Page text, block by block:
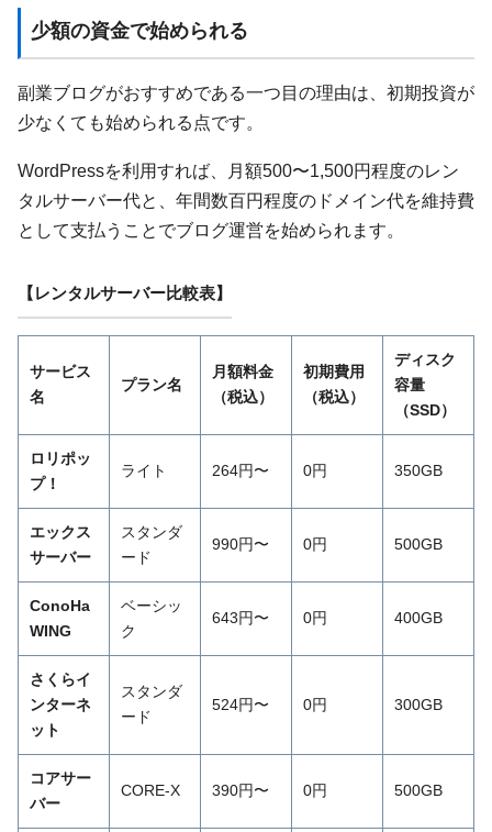
少額の資金で始められる
副業ブログがおすすめである一つ目の理由は、初期投資が
少なくても始められる点です。
WordPressを利用すれば、月額500〜1,500円程度のレン
タルサーバー代と、年間数百円程度のドメイン代を維持費
として支払うことでブログ運営を始められます。
【レンタルサーバー比較表】
サービス
名
プラン名
月額料金
（税込）
初期費用
（税込）
ディスク
容量
（SSD）
ロリポッ
プ！
ライト 264円〜 0円 350GB
エックス
サーバー
スタンダ
ード
990円〜 0円 500GB
ConoHa
WING
ベーシッ
ク
643円〜 0円 400GB
さくらイ
ンターネ
ット
スタンダ
ード
524円〜 0円 300GB
コアサー
バー
CORE-X 390円〜 0円 500GB